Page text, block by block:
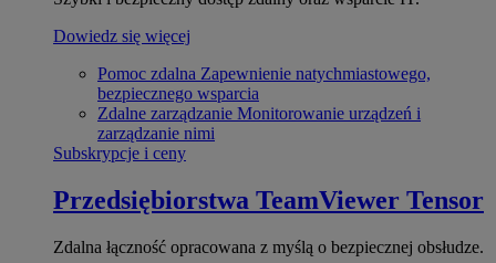
Dowiedz się więcej
Pomoc zdalna Zapewnienie natychmiastowego,
bezpiecznego wsparcia
Zdalne zarządzanie Monitorowanie urządzeń i
zarządzanie nimi
Subskrypcje i ceny
Przedsiębiorstwa TeamViewer Tensor
Zdalna łączność opracowana z myślą o bezpiecznej obsłudze.